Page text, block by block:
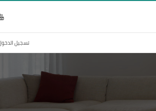
تسجيل